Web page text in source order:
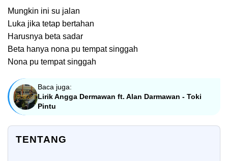
Mungkin ini su jalan
Luka jika tetap bertahan
Harusnya beta sadar
Beta hanya nona pu tempat singgah
Nona pu tempat singgah
Baca juga:
Lirik Angga Dermawan ft. Alan Darmawan - Toki
Pintu
TENTANG